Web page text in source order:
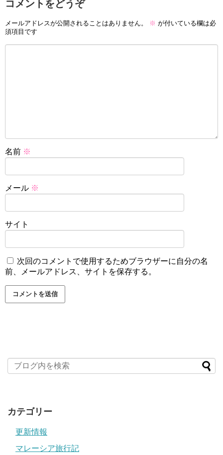
コメントをどうぞ
メールアドレスが公開されることはありません。 ※ が付いている欄は必
須項目です
名前 ※
メール ※
サイト
次回のコメントで使用するためブラウザーに自分の名
前、メールアドレス、サイトを保存する。
カテゴリー
更新情報
マレーシア旅行記